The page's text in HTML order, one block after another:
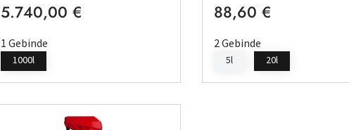
Regulärer Preis:
5.740,00 €
1 Gebinde
1000l
Regulärer Preis:
88,60 €
2 Gebinde
5l 20l